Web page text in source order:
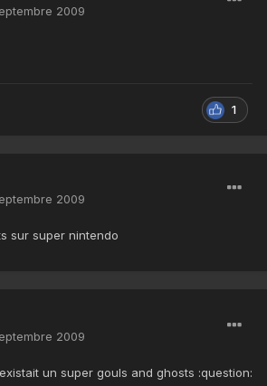
2009
1
2009
sur super nintendo
2009
un super gouls and ghosts :question: